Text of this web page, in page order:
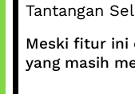
Tantangan
Meski fitur ini
yang masih